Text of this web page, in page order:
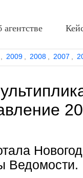
2009 2008 2007
Ведомости.
агентстве